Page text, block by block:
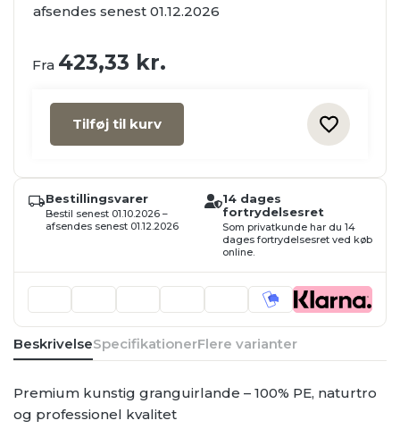
afsendes senest 01.12.2026
Fra 423,33 kr.
Tilføj til kurv
Bestillingsvarer
Bestil senest 01.10.2026 –
afsendes senest 01.12.2026
14 dages
fortrydelsesret
Som privatkunde har du 14
dages fortrydelsesret ved køb
online.
BeskrivelseSpecifikationerFlere varianter
Premium kunstig granguirlande – 100% PE, naturtro
og professionel kvalitet